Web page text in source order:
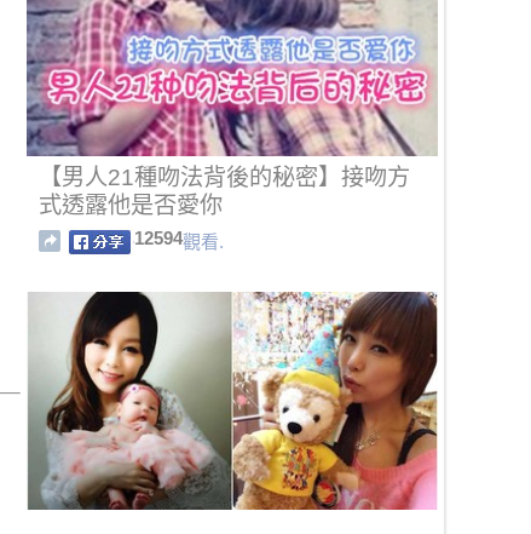
【男人21種吻法背後的秘密】接吻方
式透露他是否愛你
12594觀看.